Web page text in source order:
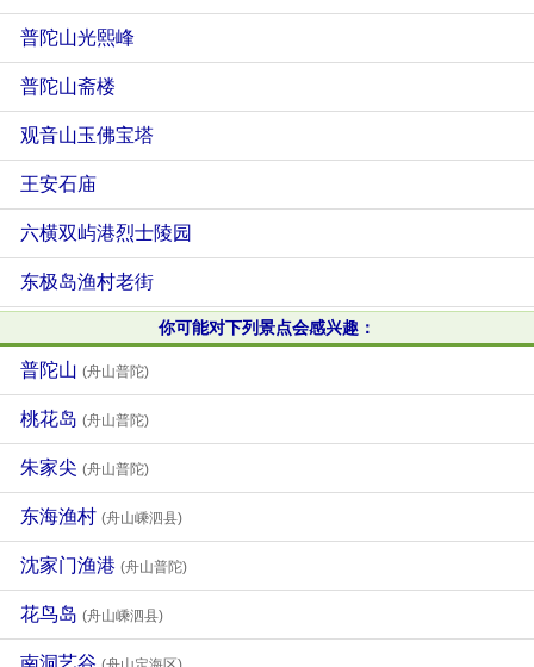
普陀山光熙峰
普陀山斋楼
观音山玉佛宝塔
王安石庙
六横双屿港烈士陵园
东极岛渔村老街
你可能对下列景点会感兴趣：
普陀山 (舟山普陀)
桃花岛 (舟山普陀)
朱家尖 (舟山普陀)
东海渔村 (舟山嵊泗县)
沈家门渔港 (舟山普陀)
花鸟岛 (舟山嵊泗县)
南洞艺谷